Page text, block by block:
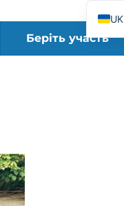
Беріть участь
UK
FR